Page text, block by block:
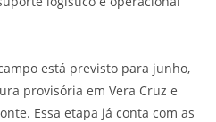
está previsto para junho,
provisória em Vera Cruz e
Essa etapa já conta com as